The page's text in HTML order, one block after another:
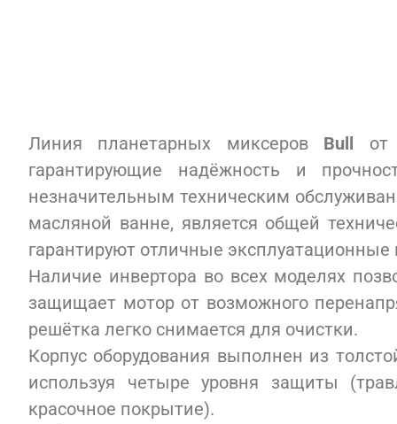
Линия планетарных миксеров Bull от
гарантирующие надёжность и
незначительным техническим
масляной ванне, является общей
гарантируют отличные эксплуатационные
Наличие инвертора во всех моделях
защищает мотор от возможного
решётка легко снимается для очистки.
Корпус оборудования выполнен из
используя четыре уровня защиты
красочное покрытие).